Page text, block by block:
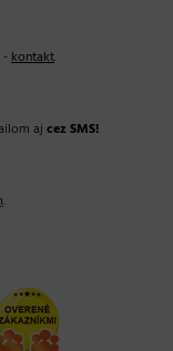
-kontakt.
aj cez SMS!
.